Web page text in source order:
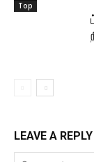
Top
LEAVE A REPLY